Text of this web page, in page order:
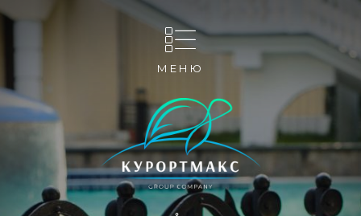
МЕНЮ